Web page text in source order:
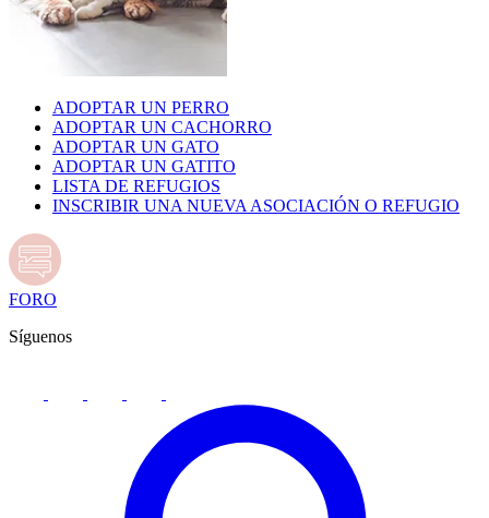
ADOPTAR UN PERRO
ADOPTAR UN CACHORRO
ADOPTAR UN GATO
ADOPTAR UN GATITO
LISTA DE REFUGIOS
INSCRIBIR UNA NUEVA ASOCIACIÓN O REFUGIO
FORO
Síguenos